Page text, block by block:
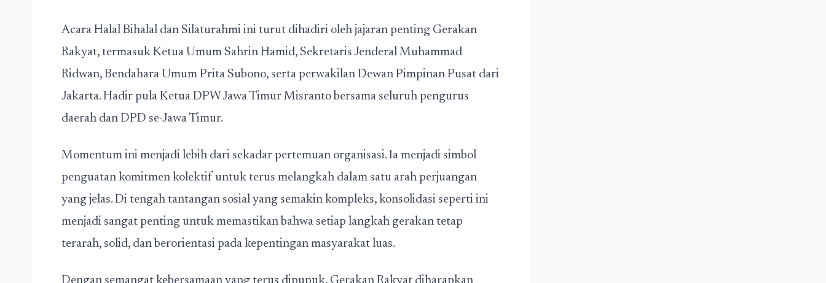
Acara Halal Bihalal dan Silaturahmi ini turut dihadiri oleh jajaran penting Gerakan
Rakyat, termasuk Ketua Umum Sahrin Hamid, Sekretaris Jenderal Muhammad
Ridwan, Bendahara Umum Prita Subono, serta perwakilan Dewan Pimpinan Pusat dari
Jakarta. Hadir pula Ketua DPW Jawa Timur Misranto bersama seluruh pengurus
daerah dan DPD se-Jawa Timur.
Momentum ini menjadi lebih dari sekadar pertemuan organisasi. Ia menjadi simbol
penguatan komitmen kolektif untuk terus melangkah dalam satu arah perjuangan
yang jelas. Di tengah tantangan sosial yang semakin kompleks, konsolidasi seperti ini
menjadi sangat penting untuk memastikan bahwa setiap langkah gerakan tetap
terarah, solid, dan berorientasi pada kepentingan masyarakat luas.
Dengan semangat kebersamaan yang terus dipupuk, Gerakan Rakyat diharapkan